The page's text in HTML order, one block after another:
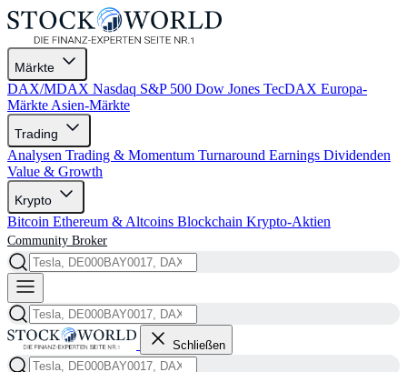
Märkte
DAX/MDAX Nasdaq S&P 500 Dow Jones TecDAX Europa-
Märkte Asien-Märkte
Trading
Analysen Trading & Momentum Turnaround Earnings Dividenden
Value & Growth
Krypto
Bitcoin Ethereum & Altcoins Blockchain Krypto-Aktien
Community Broker
Schließen